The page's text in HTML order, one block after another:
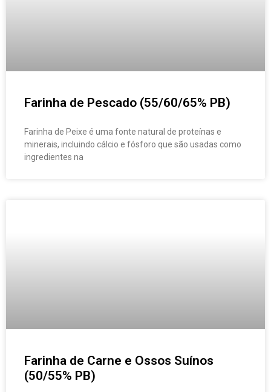
Farinha de Pescado (55/60/65% PB)
Farinha de Peixe é uma fonte natural de proteínas e
minerais, incluindo cálcio e fósforo que são usadas como
ingredientes na
Farinha de Carne e Ossos Suínos
(50/55% PB)